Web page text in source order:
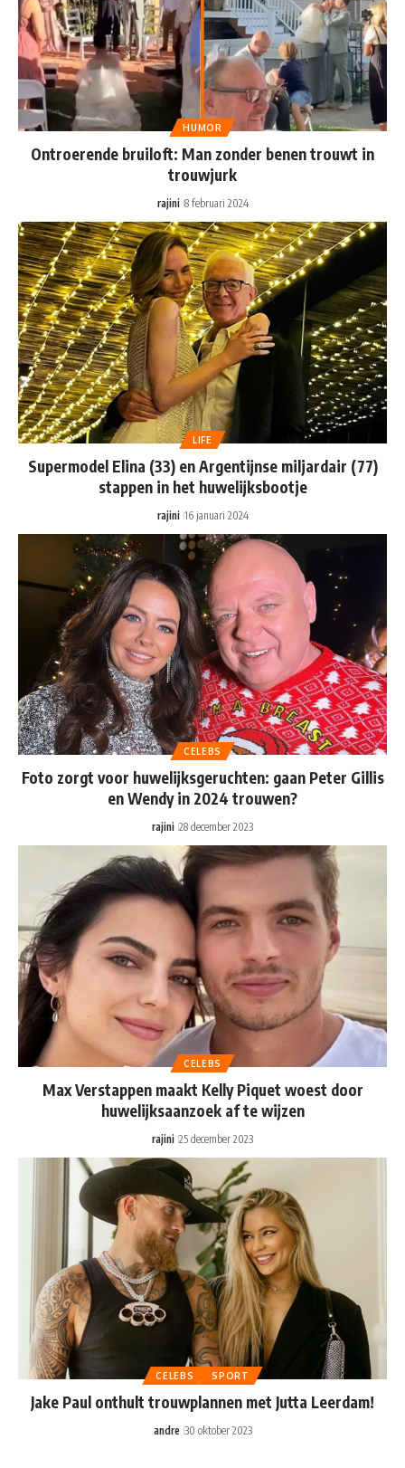
HUMOR
Ontroerende bruiloft: Man zonder benen trouwt in
trouwjurk
rajini 8 februari 2024
LIFE
Supermodel Elina (33) en Argentijnse miljardair (77)
stappen in het huwelijksbootje
rajini 16 januari 2024
CELEBS
Foto zorgt voor huwelijksgeruchten: gaan Peter Gillis
en Wendy in 2024 trouwen?
rajini 28 december 2023
CELEBS
Max Verstappen maakt Kelly Piquet woest door
huwelijksaanzoek af te wijzen
rajini 25 december 2023
CELEBS SPORT
Jake Paul onthult trouwplannen met Jutta Leerdam!
andre 30 oktober 2023